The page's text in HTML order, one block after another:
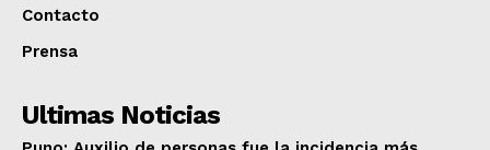
Contacto
Prensa
Ultimas Noticias